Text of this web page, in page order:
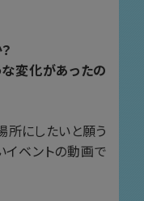
な変化があったの
所にしたいと願う
イベントの動画で